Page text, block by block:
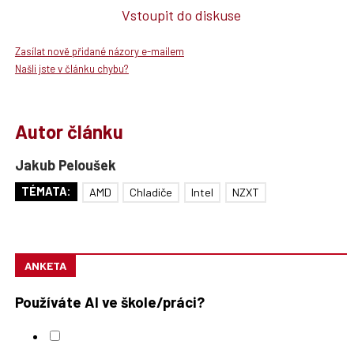
Vstoupit do diskuse
Zasílat nově přidané názory e-mailem
Našli jste v článku chybu?
Autor článku
Jakub Peloušek
TÉMATA: AMD Chladiče Intel NZXT
ANKETA
Používáte AI ve škole/práci?